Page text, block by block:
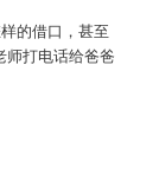
的借口，甚至
师打电话给爸爸